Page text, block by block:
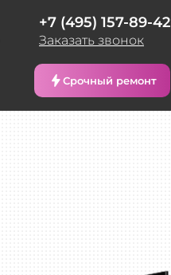
+7 (495) 157-89-42
Заказать звонок
Срочный ремонт